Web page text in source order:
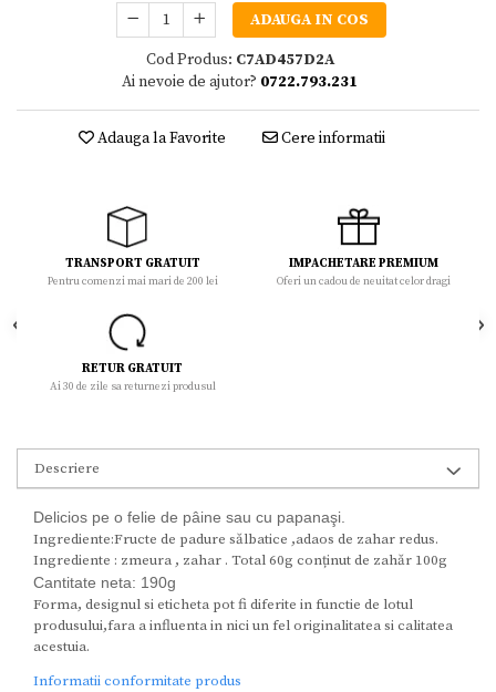
ADAUGA IN COS
Cod Produs: C7AD457D2A
Ai nevoie de ajutor? 0722.793.231
Adauga la Favorite Cere informatii
TRANSPORT GRATUIT
Pentru comenzi mai mari de 200 lei
IMPACHETARE PREMIUM
Oferi un cadou de neuitat celor dragi
RETUR GRATUIT
Ai 30 de zile sa returnezi produsul
Descriere
Delicios pe o felie de pâine sau cu papanaşi.
Ingrediente:Fructe de padure sălbatice ,adaos de zahar redus.
Ingrediente : zmeura , zahar . Total 60g conținut de zahăr 100g
Cantitate neta: 190g
Forma, designul si eticheta pot fi diferite in functie de lotul
produsului,fara a influenta in nici un fel originalitatea si calitatea
acestuia.
Informatii conformitate produs